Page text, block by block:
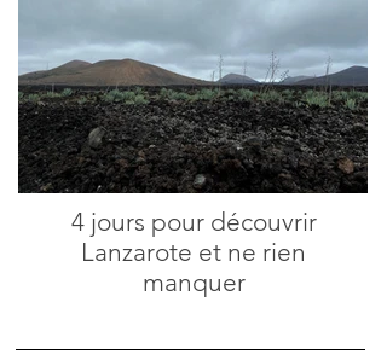
4 jours pour découvrir
Lanzarote et ne rien
manquer